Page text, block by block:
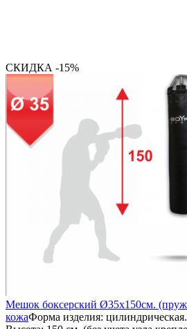
СКИДКА -15%
Мешок боксерский Ø35х150см.
кожаФорма изделия: